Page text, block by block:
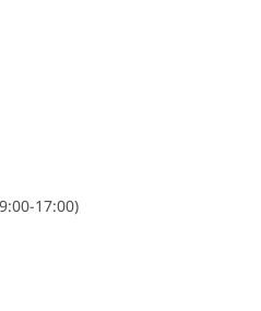
17:00)